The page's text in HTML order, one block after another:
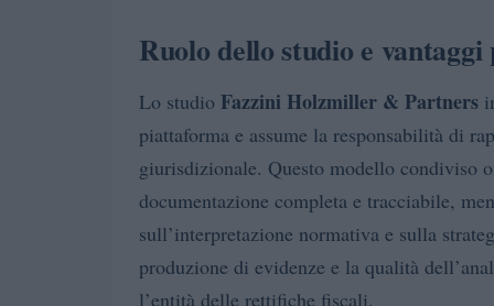
Ruolo dello studio e
Lo studio Fazzini Holzmiller & Partners
piattaforma e assume la responsabilità di
giurisdizionale. Questo modello condiviso
documentazione completa e tracciabile,
sull’interpretazione normativa e sulla
produzione di evidenze e la qualità
l’entità delle rettifiche fiscali.